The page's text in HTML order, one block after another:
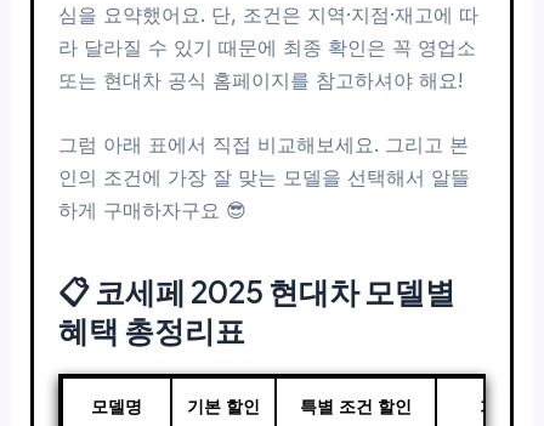
심을 요약했어요. 단, 조건은 지역·지점·재고에 따
라 달라질 수 있기 때문에 최종 확인은 꼭 영업소
또는 현대차 공식 홈페이지를 참고하셔야 해요!
그럼 아래 표에서 직접 비교해보세요. 그리고 본
인의 조건에 가장 잘 맞는 모델을 선택해서 알뜰
하게 구매하자구요 😎
📋 코세페 2025 현대차 모델별
혜택 총정리표
모델명 기본 할인 특별 조건 할인 기타 혜